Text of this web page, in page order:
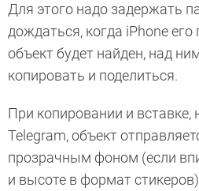
Для этого надо задержать
дождаться, когда iPhone его
объект будет найден, над
копировать и поделиться.
При копировании и вставке,
Telegram, объект
прозрачным фоном (если
и высоте в формат